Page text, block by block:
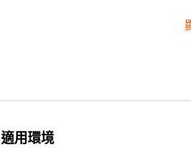
• 耐熱性極佳，適用於微波爐，
• 即使經常使用亦不會容易吸取食
適用環境